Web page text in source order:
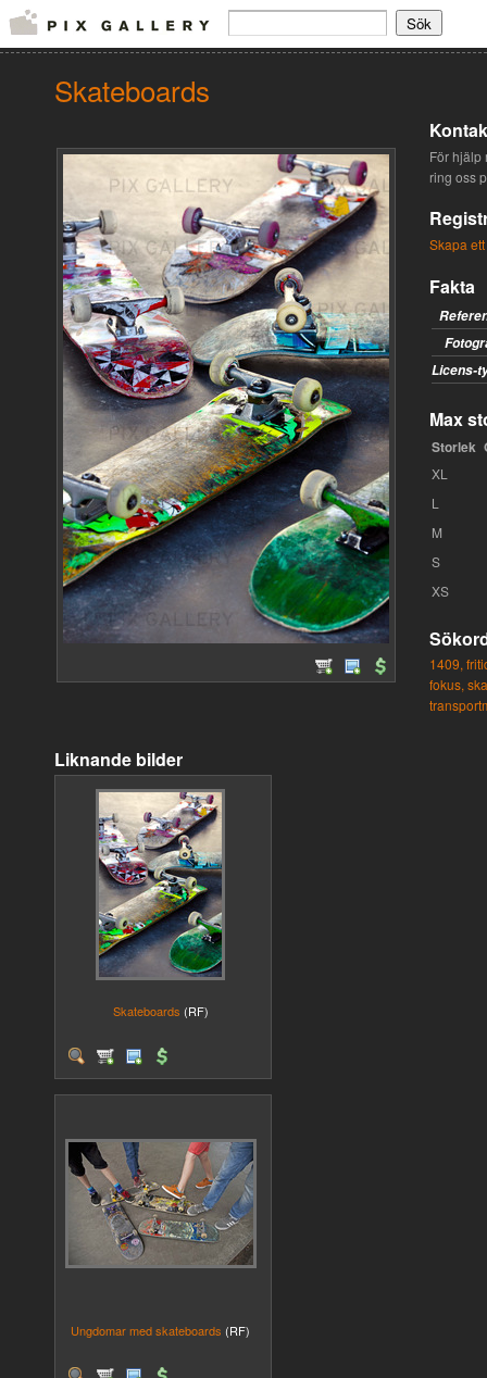
Skateboards
För hjälp
ring oss
Skapa
Fakta
Licens-
Max
Storlek
XL
L
M
S
XS
1409,
fokus,
Liknande bilder
Skateboards (RF)
Ungdomar med skateboards (RF)